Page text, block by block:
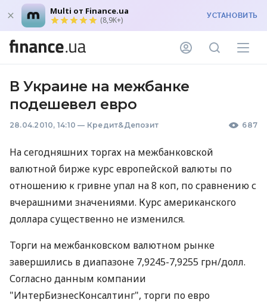
Multi от Finance.ua
(8,9K+) УСТАНОВИТЬ
В Украине на межбанке
подешевел евро
28.04.2010, 14:10 — Кредит&Депозит 687
На сегодняшних торгах на межбанковской
валютной бирже курс европейской валюты по
отношению к гривне упал на 8 коп, по сравнению с
вчерашними значениями. Курс американского
доллара существенно не изменился.
Торги на межбанковском валютном рынке
завершились в диапазоне 7,9245-7,9255 грн/долл.
Согласно данным компании
"ИнтерБизнесКонсалтинг", торги по евро